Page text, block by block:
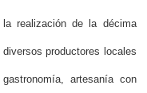
realización de la décima
productores locales
artesanía con